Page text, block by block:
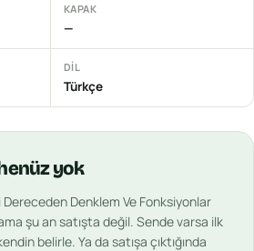
KAPAK
—
DIL
Türkçe
yok
Dereceden Denklem Ve Fonksiyonlar
şu an satışta değil. Sende varsa ilk
belirle. Ya da satışa çıktığında